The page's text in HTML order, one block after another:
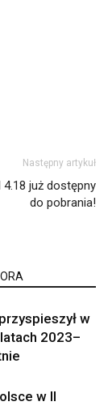
Następny artykuł
4.18 już dostępny
do pobrania!
w
2023–
w II